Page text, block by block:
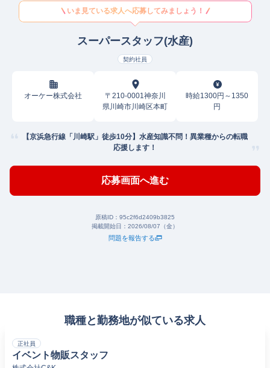
いま見ている求人へ応募してみましょう！
スーパースタッフ(水産)
契約社員
オーケー株式会社
〒210-0001神奈川
県川崎市川崎区本町
時給1300円～1350
円
【京浜急行線「川崎駅」徒歩10分】水産知識不問！異業種からの転職
応援します！
応募画面へ進む
原稿ID： 95c2f6d2409b3825
掲載開始日： 2026/08/07（金）
問題を報告する
職種と勤務地が似ている求人
正社員
イベント物販スタッフ